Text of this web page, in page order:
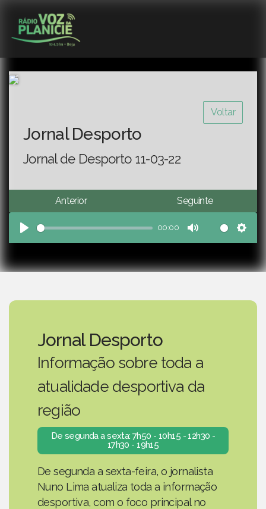
Voltar
Jornal Desporto
Jornal de Desporto 11-03-22
Anterior Seguinte
Play
00:00
Mute
Jornal Desporto
Informação sobre toda a
atualidade desportiva da
região
De segunda a sexta: 7h50 - 10h15 - 12h30 -
17h30 - 19h15
De segunda a sexta-feira, o jornalista
Nuno Lima atualiza toda a informação
desportiva, com o foco principal no